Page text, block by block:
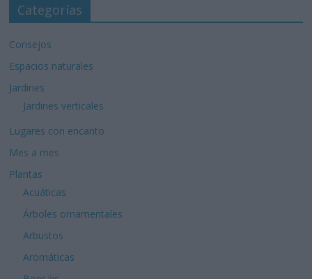
Categorías
Consejos
Espacios naturales
Jardines
Jardines verticales
Lugares con encanto
Mes a mes
Plantas
Acuáticas
Árboles ornamentales
Arbustos
Aromáticas